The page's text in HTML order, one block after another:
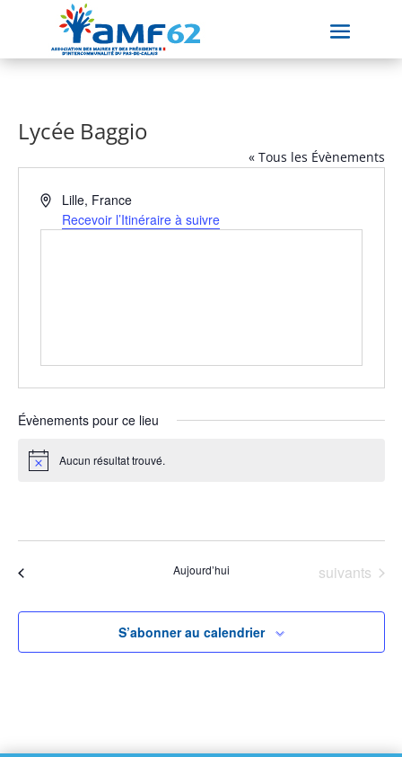
Lycée Baggio
« Tous les Évènements
Adresse
Lille, France
Recevoir l’Itinéraire à suivre
Évènements pour ce lieu
Notice Aucun résultat trouvé.
date.
Aujourd’hui Évènements
suivants
S’abonner au calendrier